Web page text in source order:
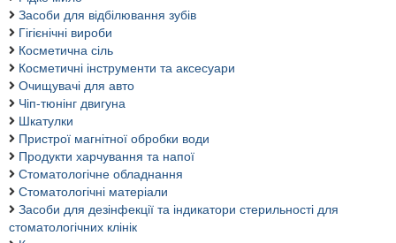
Засоби для відбілювання зубів
Гігієнічні вироби
Косметична сіль
Косметичні інструменти та аксесуари
Очищувачі для авто
Чіп-тюнінг двигуна
Шкатулки
Пристрої магнітної обробки води
Продукти харчування та напої
Стоматологічне обладнання
Стоматологічні матеріали
Засоби для дезінфекції та індикатори стерильності для
стоматологічних клінік